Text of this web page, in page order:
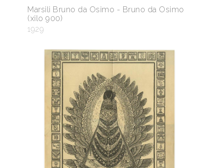
Marsili Bruno da Osimo - Bruno da Osimo
(xilo 900)
1929